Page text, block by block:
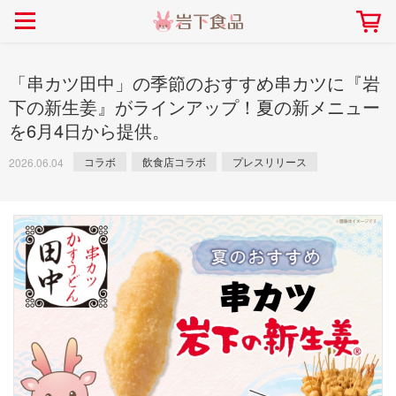
採用情報 本社所在地
> 新商品
> イベント
> コラボ
> ミュージアム
> イワシカちゃん
> オンラインショップ
> その他
【7月1日～8月30日】夏イベン
ジアム
2026.07.01
> 生姜
> らっきょう
> オリーブ
> その他
> らっきょうレシピ
> オリーブレシピ
> その他のレシピ
社長おすすめ！岩下の新生姜と
岩下の新生姜について 岩下のらっきょうにつ
岩下の新生姜万年筆インク 書く描くコンテ
スト
岩下の新生姜Sing＆
～ニュージンジャーイ
「串カツ田中」の季節のおすすめ串カツに『岩
下の新生姜』がラインアップ！夏の新メニュー
を6月4日から提供。
2026.06.04 コラボ 飲食店コラボ プレスリリース